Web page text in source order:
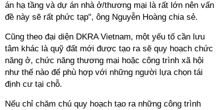
án hạ tầng và dự án nhà ở/thương mại là rất lớn nên vấn
đề này sẽ rất phức tạp", ông Nguyễn Hoàng chia sẻ.
Cũng theo đại diện DKRA Vietnam, một yếu tố cần lưu
tâm khác là quỹ đất mới được tạo ra sẽ quy hoạch chức
năng ở, chức năng thương mại hoặc công trình xã hội
như thế nào để phù hợp với những người lựa chọn tái
định cư tại chỗ.
Nếu chỉ chăm chú quy hoạch tạo ra những công trình